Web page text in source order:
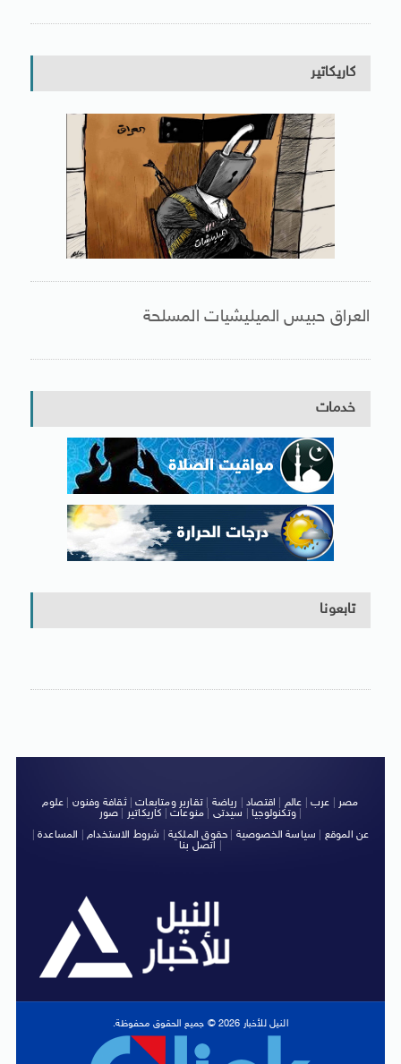
كاريكاتير
العراق حبيس الميليشيات المسلحة
خدمات
تابعونا
مصر عرب عالم اقتصاد رياضة |تقارير ومتابعات|ثقافة وفنون
علوم
وتكنولوجيا| سيدتى منوعات كاريكاتير صور
|
عن الموقع
سياسة الخصوصية حقوق الملكية شروط الاستخدام| المساعدة|
اتصل بنا
النيل للأخبار 2026 © جميع الحقوق محفوظة.